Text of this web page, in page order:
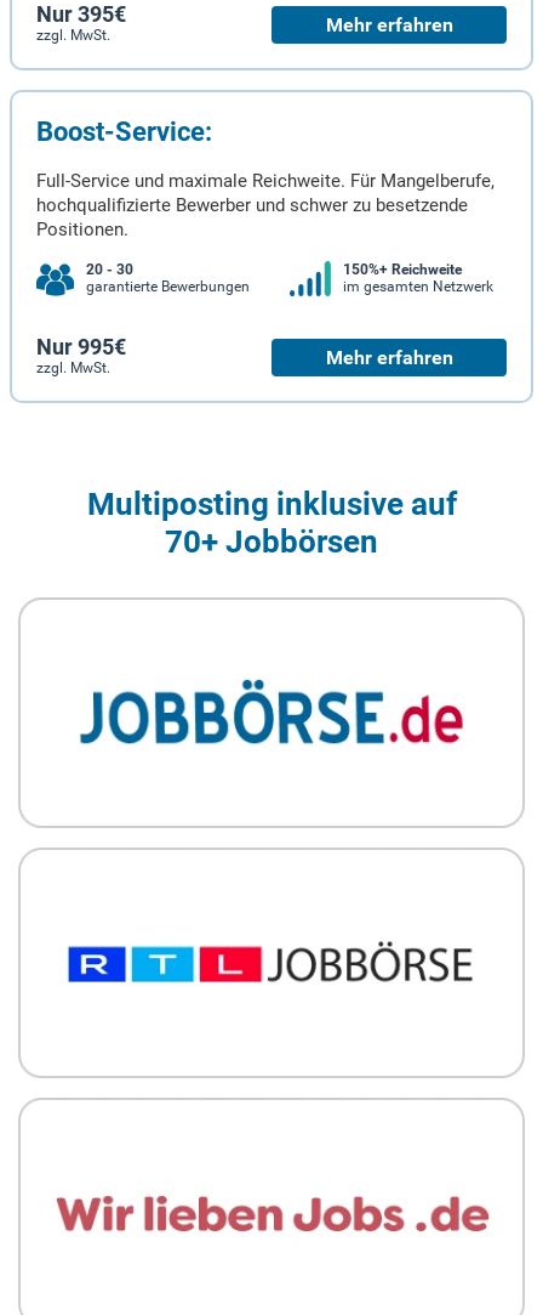
Nur 395€
zzgl. MwSt. Mehr erfahren
Boost-Service:
Full-Service und maximale Reichweite. Für Mangelberufe,
hochqualifizierte Bewerber und schwer zu besetzende
Positionen.
20 - 30
garantierte Bewerbungen
150%+ Reichweite
im gesamten Netzwerk
Nur 995€
zzgl. MwSt. Mehr erfahren
Multiposting inklusive auf
70+ Jobbörsen